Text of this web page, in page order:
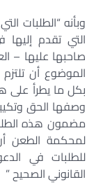
وبأنه “الطلبات
التي تقدم
صاحبها عليها –
الموضوع أن
بكل ما يطرأ على
وصفها الحق
مضمون هذه
لمحكمة الطعن
للطلبات في
القانوني الصحيح ”